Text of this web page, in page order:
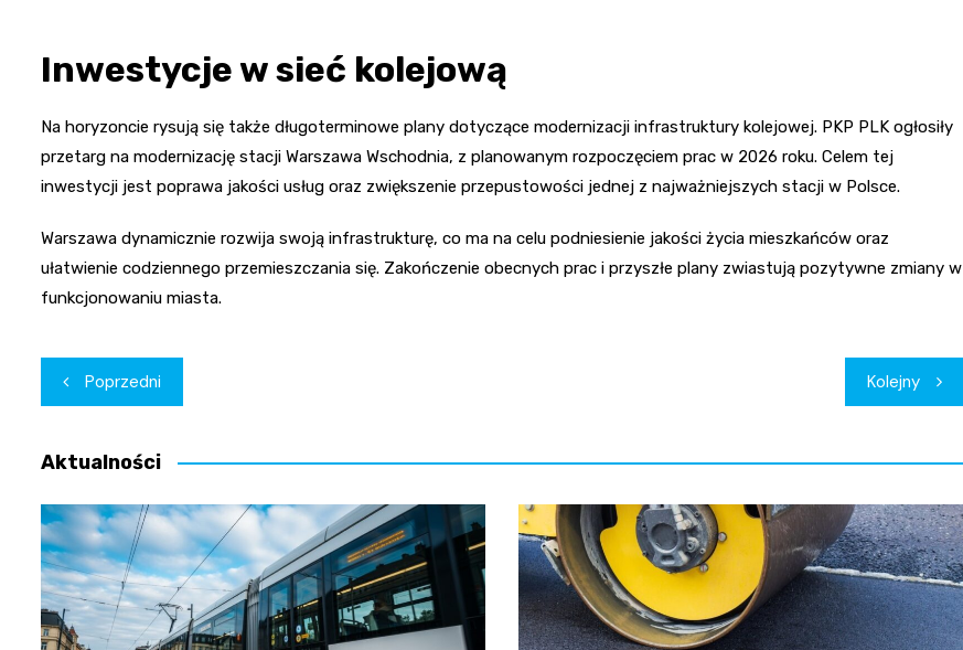
Inwestycje w sieć kolejową
Na horyzoncie rysują się także długoterminowe plany dotyczące modernizacji infrastruktury kolejowej. PKP PLK ogłosiły
przetarg na modernizację stacji Warszawa Wschodnia, z planowanym rozpoczęciem prac w 2026 roku. Celem tej
inwestycji jest poprawa jakości usług oraz zwiększenie przepustowości jednej z najważniejszych stacji w Polsce.
Warszawa dynamicznie rozwija swoją infrastrukturę, co ma na celu podniesienie jakości życia mieszkańców oraz
ułatwienie codziennego przemieszczania się. Zakończenie obecnych prac i przyszłe plany zwiastują pozytywne zmiany w
funkcjonowaniu miasta.
Nawigacja
wpisu
Poprzedni Kolejny
Aktualności